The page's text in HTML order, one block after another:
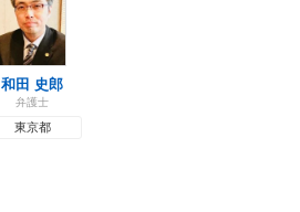
和田 史郎
弁護士
東京都